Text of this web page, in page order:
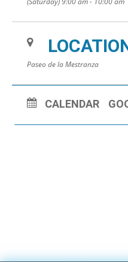
Paseo de la Mestranza
CALENDAR